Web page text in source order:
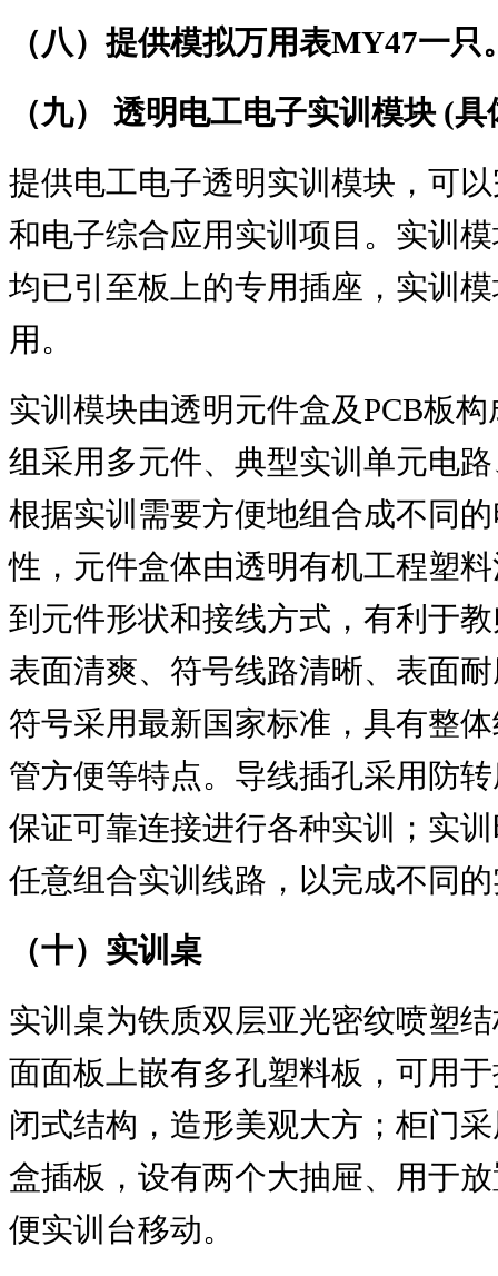
（八）提供模拟万用表MY47一只
（九） 透明电工电子实训模块(具
提供电工电子透明实训模块，可
和电子综合应用实训项目。实训
均已引至板上的专用插座，实训
用。
实训模块由透明元件盒及PCB板构
组采用多元件、典型实训单元电
根据实训需要方便地组合成不同
性，元件盒体由透明有机工程塑
到元件形状和接线方式，有利于
表面清爽、符号线路清晰、表面
符号采用最新国家标准，具有整
管方便等特点。导线插孔采用防
保证可靠连接进行各种实训；实
任意组合实训线路，以完成不同
（十）实训桌
实训桌为铁质双层亚光密纹喷塑
面面板上嵌有多孔塑料板，可用
闭式结构，造形美观大方；柜门
盒插板，设有两个大抽屉、用于
便实训台移动。